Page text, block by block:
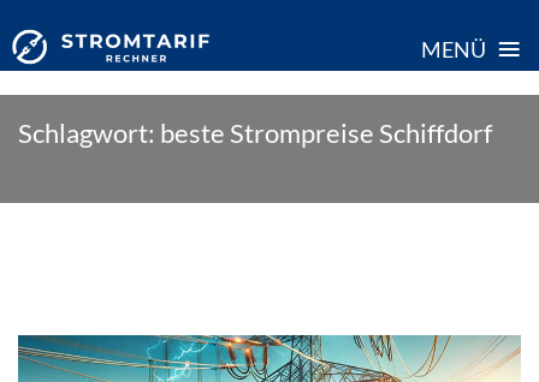
MENÜ ≡
Schlagwort: beste Strompreise Schiffdorf